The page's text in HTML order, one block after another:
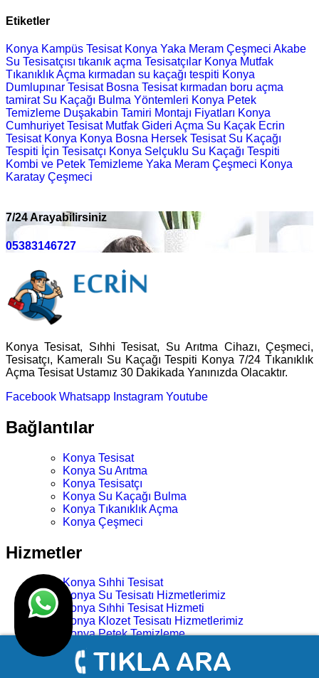
Etiketler
Konya Kampüs Tesisat Konya Yaka Meram Çeşmeci Akabe
Su Tesisatçısı tıkanık açma Tesisatçılar Konya Mutfak
Tıkanıklık Açma kırmadan su kaçağı tespiti Konya
Dumlupınar Tesisat Bosna Tesisat kırmadan boru açma
tamirat Su Kaçağı Bulma Yöntemleri Konya Petek
Temizleme Duşakabin Tamiri Montajı Fiyatları Konya
Cumhuriyet Tesisat Mutfak Gideri Açma Su Kaçak Ecrin
Tesisat Konya Konya Bosna Hersek Tesisat Su Kaçağı
Tespiti İçin Tesisatçı Konya Selçuklu Su Kaçağı Tespiti
Kombi ve Petek Temizleme Yaka Meram Çeşmeci Konya
Karatay Çeşmeci
7/24 Arayabilirsiniz
05383146727
Konya Tesisat, Sıhhi Tesisat, Su Arıtma Cihazı, Çeşmeci,
Tesisatçı, Kameralı Su Kaçağı Tespiti Konya 7/24 Tıkanıklık
Açma Tesisat Ustamız 30 Dakikada Yanınızda Olacaktır.
Facebook Whatsapp Instagram Youtube
Bağlantılar
Konya Tesisat
Konya Su Arıtma
Konya Tesisatçı
Konya Su Kaçağı Bulma
Konya Tıkanıklık Açma
Konya Çeşmeci
Hizmetler
Konya Sıhhi Tesisat
Konya Su Tesisatı Hizmetlerimiz
Konya Sıhhi Tesisat Hizmeti
Konya Klozet Tesisatı Hizmetlerimiz
Konya Petek Temizleme
Konya Duşakabin Tamiri Montajı
Konya Klozet Sifon Musluk Onarımı
Konya Klozet Şamandıra Tamiri